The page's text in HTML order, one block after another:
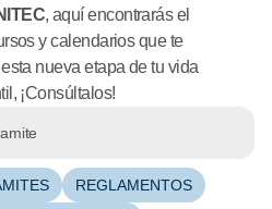
, aquí encontrarás el
y calendarios que te
nueva etapa de tu vida
¡Consúltalos!
REGLAMENTOS